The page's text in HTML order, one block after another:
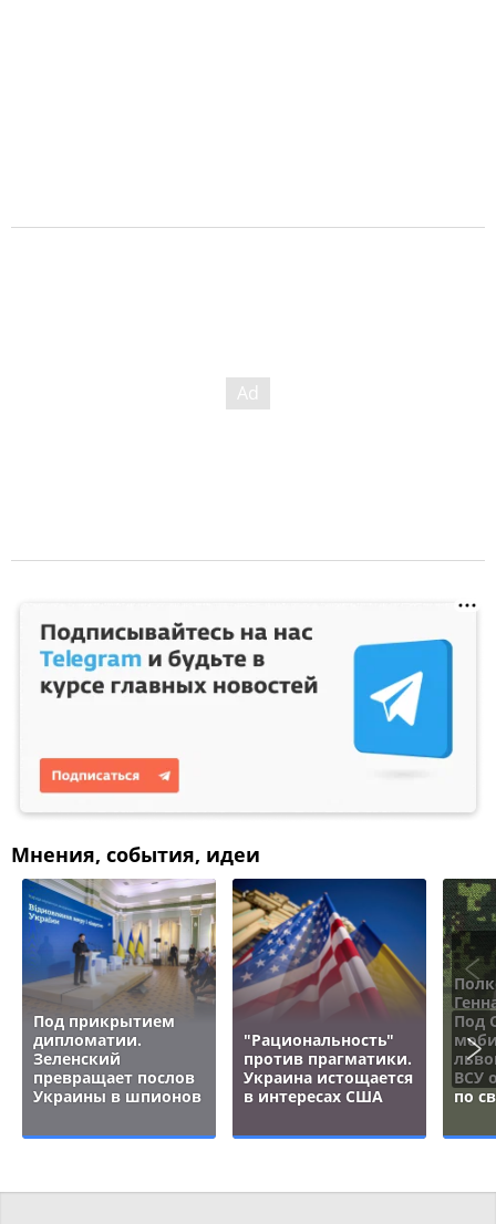
Мнения, события, идеи
Под прикрытием
дипломатии.
Зеленский
превращает послов
Украины в шпионов
"Рациональность"
против прагматики.
Украина истощается
в интересах США
Под
ВСУ
по